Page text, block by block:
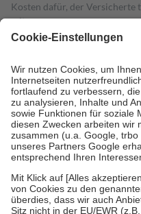
Kosten dafür, der Versicherte
mit.
Grundsätzlich leisten
höchstens zehn Euro.
Es sind
Kosten der Leistung zu
Diese Regeln gelten
Bei Heilmitteln und
Zuzahlung zehn Prozent der
Verordnung.
Um das Engagement der
stärken und die besondere
fallenkeine Zuzahlungenan
• Kindern und Jugendlichen
mit Ausnahme der Fahrkosten